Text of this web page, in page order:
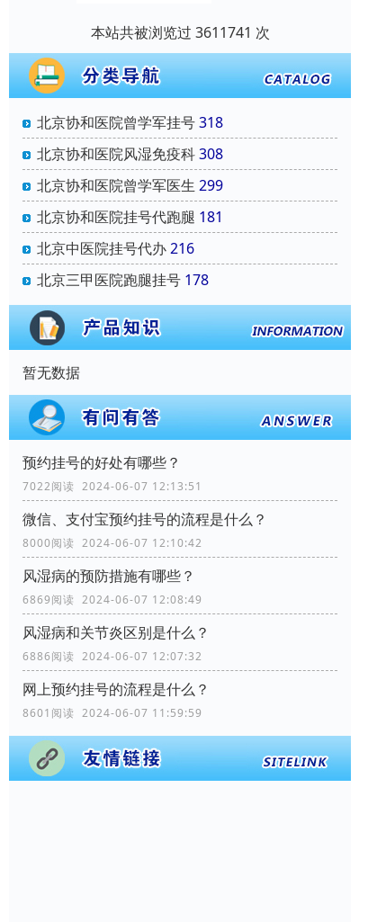
本站共被浏览过 3611741 次
北京协和医院曾学军挂号318
北京协和医院风湿免疫科308
北京协和医院曾学军医生 299
北京协和医院挂号代跑腿 181
北京中医院挂号代办216
北京三甲医院跑腿挂号 178
暂无数据
预约挂号的好处有哪些？
7022阅读 2024-06-07 12:13:51
微信、支付宝预约挂号的流程是什么？
8000阅读 2024-06-07 12:10:42
风湿病的预防措施有哪些？
6869阅读 2024-06-07 12:08:49
风湿病和关节炎区别是什么？
6886阅读 2024-06-07 12:07:32
网上预约挂号的流程是什么？
8601阅读 2024-06-07 11:59:59